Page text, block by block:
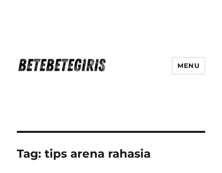
MENU
Tag:tips arena rahasia